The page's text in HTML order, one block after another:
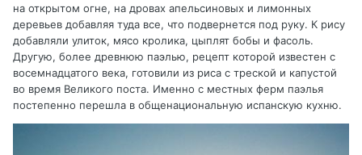
на открытом огне, на дровах апельсиновых и лимонных
деревьев добавляя туда все, что подвернется под руку. К рису
добавляли улиток, мясо кролика, цыплят бобы и фасоль.
Другую, более древнюю паэлью, рецепт которой известен с
восемнадцатого века, готовили из риса с треской и капустой
во время Великого поста. Именно с местных ферм паэлья
постепенно перешла в общенациональную испанскую кухню.